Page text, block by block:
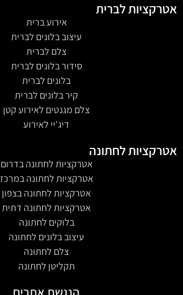
אטרקציות לברית
אירוע ברית
עיצוב בלונים לברית
צלם לברית
סידור בלונים לברית
בלונים לברית
קיר בלונים לברית
צלם מגנטים לאירוע קטן
דיג'יי לאירוע
אטרקציות לחתונה
אטרקציות לחתונה בדרום
אטרקציות לחתונה במרכז
אטרקציות לחתונה בצפון
אטרקציות לחתונה דתית
בלוקים לחתונה
עיצוב בלונים לחתונה
צלם לחתונה
תקליטן לחתונה